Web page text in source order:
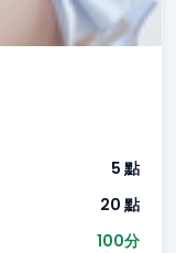
5 點
20 點
100分